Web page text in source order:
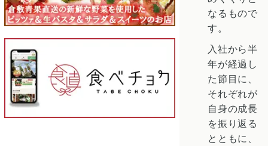
なるもので
す。
入社から半
年が経過し
た節目に、
それぞれが
自身の成長
を振り返る
とともに、